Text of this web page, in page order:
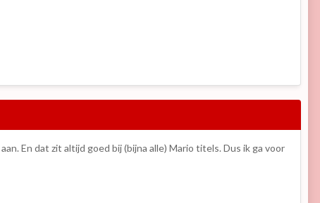
En dat zit altijd goed bij (bijna alle) Mario titels. Dus ik ga voor